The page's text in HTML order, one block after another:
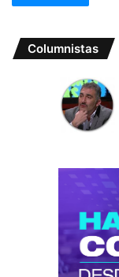
Columnistas